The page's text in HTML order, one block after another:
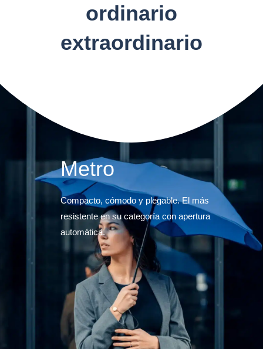
ordinario
extraordinario
Metro
Compacto, cómodo y plegable. El más
resistente en su categoría con apertura
automática.